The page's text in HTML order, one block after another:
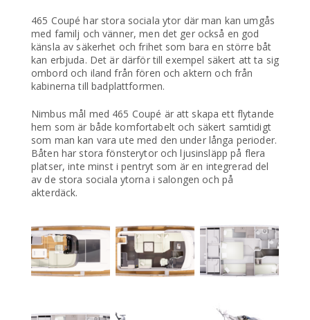
465 Coupé har stora sociala ytor där man kan umgås
med familj och vänner, men det ger också en god
känsla av säkerhet och frihet som bara en större båt
kan erbjuda. Det är därför till exempel säkert att ta sig
ombord och iland från fören och aktern och från
kabinerna till badplattformen.
Nimbus mål med 465 Coupé är att skapa ett flytande
hem som är både komfortabelt och säkert samtidigt
som man kan vara ute med den under långa perioder.
Båten har stora fönsterytor och ljusinsläpp på flera
platser, inte minst i pentryt som är en integrerad del
av de stora sociala ytorna i salongen och på
akterdäck.